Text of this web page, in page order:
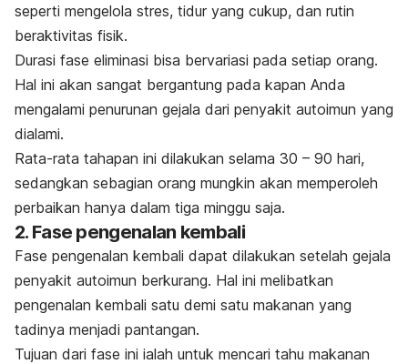
seperti mengelola stres, tidur yang cukup, dan rutin
beraktivitas fisik.
Durasi fase eliminasi bisa bervariasi pada setiap orang.
Hal ini akan sangat bergantung pada kapan Anda
mengalami penurunan gejala dari penyakit autoimun yang
dialami.
Rata-rata tahapan ini dilakukan selama 30 – 90 hari,
sedangkan sebagian orang mungkin akan memperoleh
perbaikan hanya dalam tiga minggu saja.
2. Fase pengenalan kembali
Fase pengenalan kembali dapat dilakukan setelah gejala
penyakit autoimun berkurang. Hal ini melibatkan
pengenalan kembali satu demi satu makanan yang
tadinya menjadi pantangan.
Tujuan dari fase ini ialah untuk mencari tahu makanan